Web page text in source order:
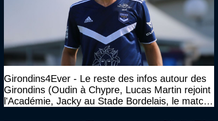
Girondins4Ever - Le reste des infos autour des
Girondins (Oudin à Chypre, Lucas Martin rejoint
l'Académie, Jacky au Stade Bordelais, le match